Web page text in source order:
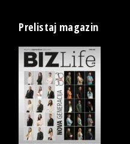
Prelistaj magazin